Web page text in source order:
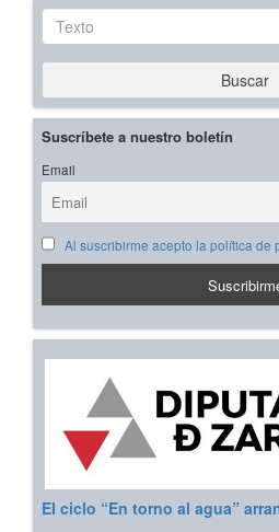
Texto
Buscar
Suscríbete a nuestro boletín
Email
Al suscribirme acepto la política de
El ciclo “En torno al agua”